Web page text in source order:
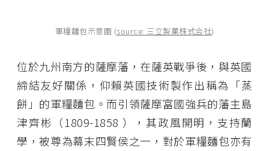
軍糧麵包示意圖 (source: 三立製菓株式会社)
位於九州南方的薩摩藩，在薩英戰爭後，與英國
締結友好關係，仰賴英國技術製作出稱為「蒸
餅」的軍糧麵包。而引領薩摩富國強兵的藩主島
津齊彬（1809-1858 ），其政風開明，支持蘭
學，被尊為幕末四賢侯之一，對於軍糧麵包亦有